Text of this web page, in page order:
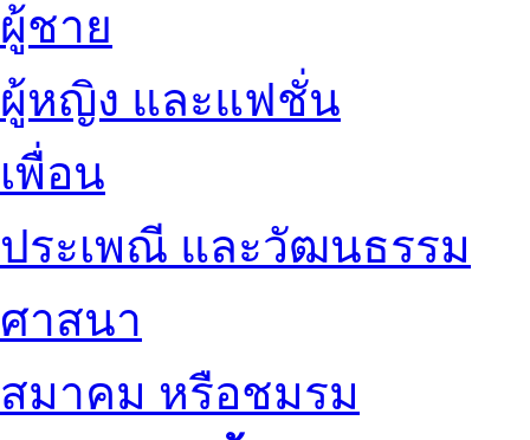
ผู้ชาย
ผู้หญิง และแฟชั่น
เพื่อน
ประเพณี และวัฒนธรรม
ศาสนา
สมาคม หรือชมรม